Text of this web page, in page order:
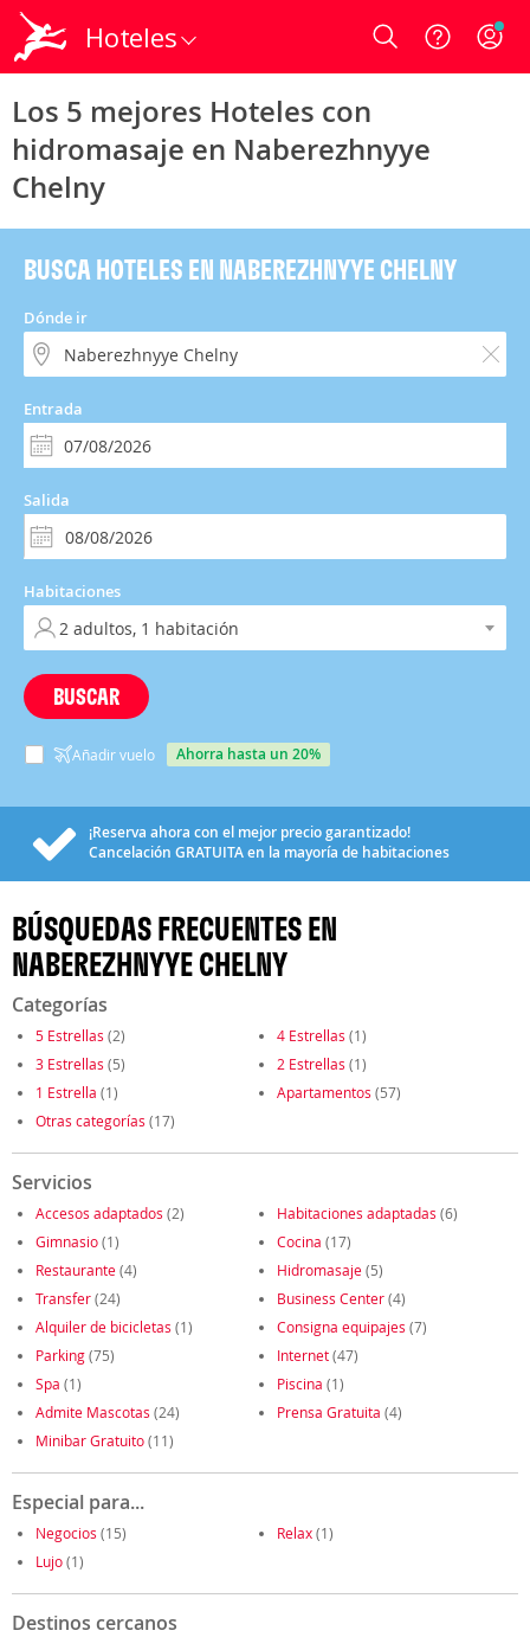
Hoteles Login
Los 5 mejores Hoteles con
hidromasaje en Naberezhnyye
Chelny
BUSCA HOTELES EN NABEREZHNYYE CHELNY
Dónde ir
Entrada
Salida
Habitaciones
BUSCAR
Añadir vuelo ahorra hasta un 20%
¡Reserva ahora con el mejor precio garantizado!
Cancelación GRATUITAen la mayoría de habitaciones
BÚSQUEDAS FRECUENTES EN
NABEREZHNYYE CHELNY
Categorías
5 Estrellas (2) 4 Estrellas (1)
3 Estrellas (5) 2 Estrellas (1)
1 Estrella (1) Apartamentos (57)
Otras categorías (17)
Servicios
Accesos adaptados (2) Habitaciones adaptadas (6)
Gimnasio(1) Cocina (17)
Restaurante(4) Hidromasaje(5)
Transfer(24) Business Center(4)
Alquiler de bicicletas (1) Consigna equipajes (7)
Parking(75) Internet(47)
Spa (1) Piscina (1)
Admite Mascotas (24) Prensa Gratuita (4)
Minibar Gratuito(11)
Especial para...
Negocios (15) Relax(1)
Lujo(1)
Destinos cercanos